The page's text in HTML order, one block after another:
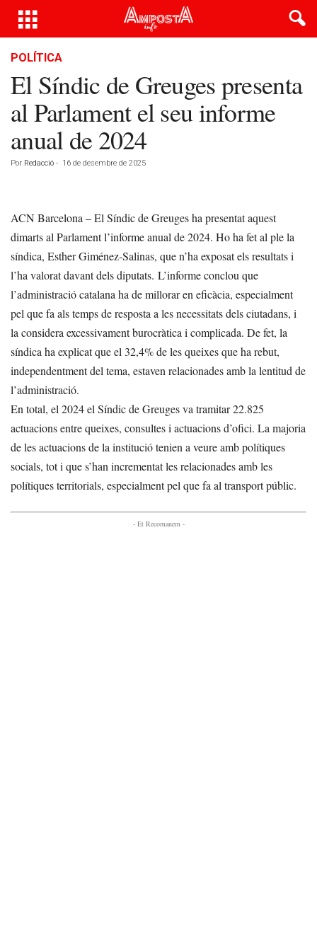
POLÍTICA
El Síndic de Greuges presenta
al Parlament el seu informe
anual de 2024
Por Redacció - 16 de desembre de 2025
ACN Barcelona – El Síndic de Greuges ha presentat aquest
dimarts al Parlament l’informe anual de 2024. Ho ha fet al ple la
síndica, Esther Giménez-Salinas, que n’ha exposat els resultats i
l’ha valorat davant dels diputats. L’informe conclou que
l’administració catalana ha de millorar en eficàcia, especialment
pel que fa als temps de resposta a les necessitats dels ciutadans, i
la considera excessivament burocràtica i complicada. De fet, la
síndica ha explicat que el 32,4% de les queixes que ha rebut,
independentment del tema, estaven relacionades amb la lentitud de
l’administració.
En total, el 2024 el Síndic de Greuges va tramitar 22.825
actuacions entre queixes, consultes i actuacions d’ofici. La majoria
de les actuacions de la institució tenien a veure amb polítiques
socials, tot i que s’han incrementat les relacionades amb les
polítiques territorials, especialment pel que fa al transport públic.
- Et Recomanem -